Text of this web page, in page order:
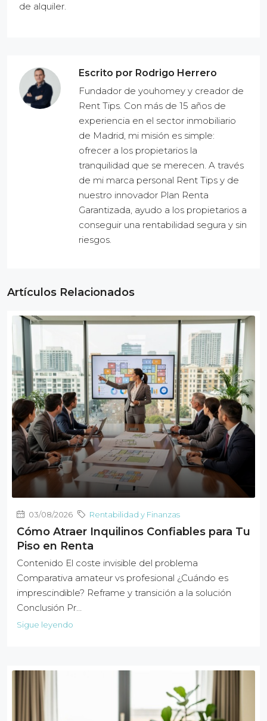
de alquiler.
Escrito por Rodrigo Herrero
Fundador de youhomey y creador de
Rent Tips. Con más de 15 años de
experiencia en el sector inmobiliario
de Madrid, mi misión es simple:
ofrecer a los propietarios la
tranquilidad que se merecen. A través
de mi marca personal Rent Tips y de
nuestro innovador Plan Renta
Garantizada, ayudo a los propietarios a
conseguir una rentabilidad segura y sin
riesgos.
Artículos Relacionados
03/08/2026 Rentabilidad y Finanzas
Cómo Atraer Inquilinos Confiables para Tu
Piso en Renta
Contenido El coste invisible del problema
Comparativa amateur vs profesional ¿Cuándo es
imprescindible? Reframe y transición a la solución
Conclusión Pr…
Sigue leyendo